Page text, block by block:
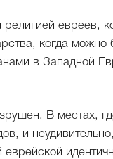
евреев,
когда можно
в Западной
В местах,
и